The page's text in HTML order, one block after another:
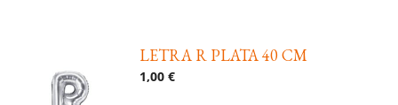
LETRA R PLATA 40 CM
1,00 €